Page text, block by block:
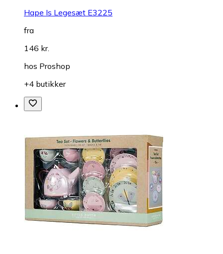
Hape Is Legesæt E3225
fra
146 kr.
hos Proshop
+4 butikker